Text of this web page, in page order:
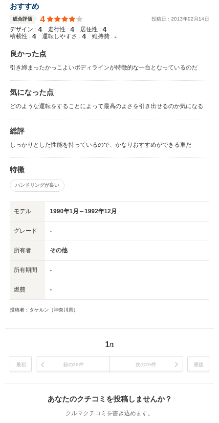
おすすめ
総合評価 4 投稿日： 2013年02 月 14日
デザイン : 4 走行性 : 4 居住性 : 4
積載性 : 4 運転しやすさ : 4 維持費 : -
良かった点
引き締まったかっこよいボディラインが特徴的な一台となっているのだ
気になった点
どのような運転をすることによって最高のよさを引き出せるのか気になる
総評
しっかりとした性能を持っているので、かなりおすすめができる車だ
特徴
ハンドリングが良い
モデル 1990年1月～1992年12月
グレード -
所有者 その他
所有期間 -
燃費 -
投稿者：タケルン（神奈川県）
1/1
最初 前の20件 次の20件 最後
あなたのクチコミを投稿しませんか？
クルマクチコミを書き込めます。